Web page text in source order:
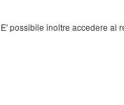
E' possibile inoltre accedere al